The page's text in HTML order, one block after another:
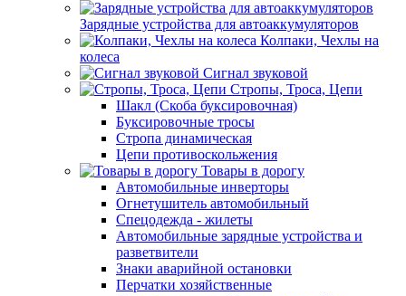
Зарядные устройства для автоаккумуляторов
Колпаки, Чехлы на
колеса
Сигнал звуковой
Стропы, Троса, Цепи
Шакл (Скоба буксировочная)
Буксировочные тросы
Стропа динамическая
Цепи противоскольжения
Товары в дорогу
Автомобильные инверторы
Огнетушитель автомобильный
Спецодежда - жилеты
Автомобильные зарядные устройства и
разветвители
Знаки аварийной остановки
Перчатки хозяйственные